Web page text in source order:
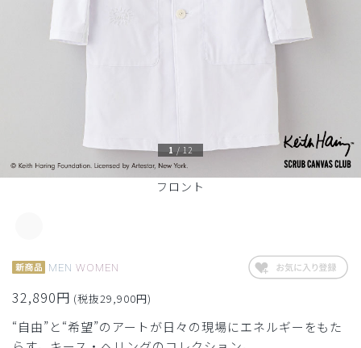
フロント
1 / 12
MEN WOMEN
32,890円 (税抜29,900円)
“自由”と“希望”のアートが日々の現場にエネルギーをもた